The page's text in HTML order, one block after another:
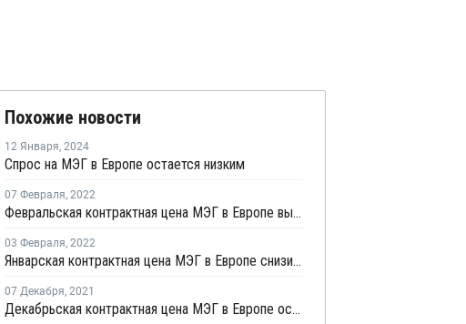
Похожие новости
12 Января, 2024
Спрос на МЭГ в Европе остается низким
07 Февраля, 2022
Февральская контрактная цена МЭГ в Европе выросла на EUR15 за тонну
03 Февраля, 2022
Январская контрактная цена МЭГ в Европе снизилась на EUR35 за тонну
07 Декабря, 2021
Декабрьская контрактная цена МЭГ в Европе осталась на уровне ноября